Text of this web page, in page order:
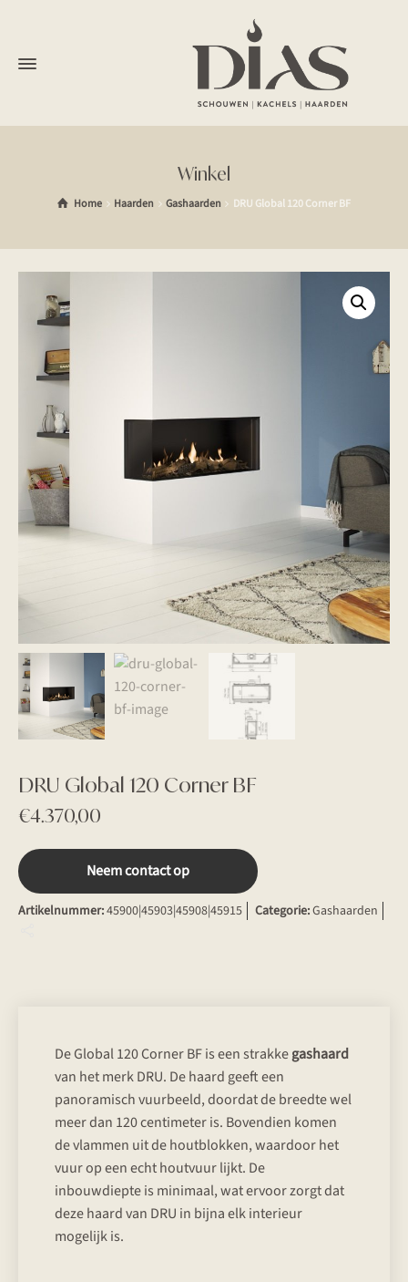
Winkel
Home Haarden Gashaarden DRU Global 120 Corner BF
DRU Global 120 Corner BF
€4.370,00
Neem contact op
Artikelnummer:45900|45903|45908|45915 Categorie:Gashaarden
De Global 120 Corner BF is een strakkegashaard
van het merk DRU. De haard geeft een
panoramisch vuurbeeld, doordat de breedte wel
meer dan 120 centimeter is. Bovendien komen
de vlammen uit de houtblokken, waardoor het
vuur op een echt houtvuur lijkt. De
inbouwdiepte is minimaal, wat ervoor zorgt dat
deze haard van DRU in bijna elk interieur
mogelijk is.